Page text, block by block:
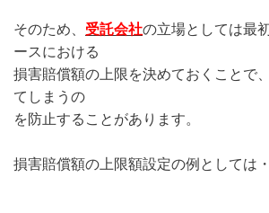
そのため、 受託会社の立場としては最
ースにおける
損害賠償額の上限を決めておくことで
てしまうの
を防止することがあります。
損害賠償額の上限額設定の例としては